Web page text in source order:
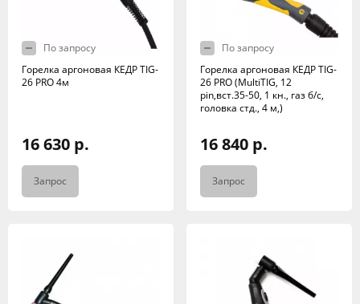
По запросу
Горелка аргоновая КЕДР TIG-
26 PRO 4м
16 630 р.
Запрос
По запросу
Горелка аргоновая КЕДР TIG-
26 PRO (MultiTIG, 12
pin,вст.35-50, 1 кн., газ б/с,
головка стд., 4 м,)
16 840 р.
Запрос